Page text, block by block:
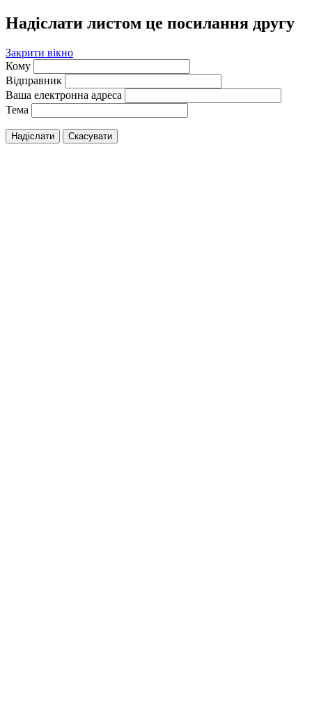
Надіслати листом це посилання другу
Закрити вікно
Кому
Відправник
Ваша електронна адреса
Тема
Надіслати Скасувати